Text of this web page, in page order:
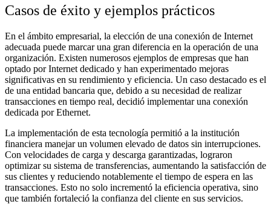
Casos de éxito y ejemplos prácticos
En el ámbito empresarial, la elección de una conexión de Internet
adecuada puede marcar una gran diferencia en la operación de una
organización. Existen numerosos ejemplos de empresas que han
optado por Internet dedicado y han experimentado mejoras
significativas en su rendimiento y eficiencia. Un caso destacado es el
de una entidad bancaria que, debido a su necesidad de realizar
transacciones en tiempo real, decidió implementar una conexión
dedicada por Ethernet.
La implementación de esta tecnología permitió a la institución
financiera manejar un volumen elevado de datos sin interrupciones.
Con velocidades de carga y descarga garantizadas, lograron
optimizar su sistema de transferencias, aumentando la satisfacción de
sus clientes y reduciendo notablemente el tiempo de espera en las
transacciones. Esto no solo incrementó la eficiencia operativa, sino
que también fortaleció la confianza del cliente en sus servicios.